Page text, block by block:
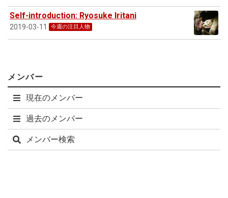
Self-introduction: Ryosuke Iritani
2019-03-11 今週の注目人物
メンバー
現在のメンバー
過去のメンバー
メンバー検索